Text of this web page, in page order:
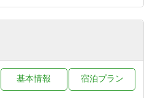
朝食のみ
10,450円/人/泊 ～
基本情報 宿泊プラン